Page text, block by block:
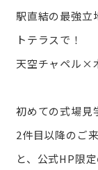
駅直結の最強立
トテラスで！
天空チャペル×
初めての式場見
2件目以降のご
と、公式HP限